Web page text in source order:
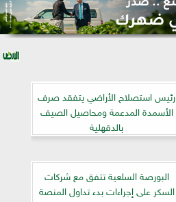
رئيس استصلاح الأراضي يتفقد صرف
الأسمدة المدعمة ومحاصيل الصيف
بالدقهلية
البورصة السلعية تتفق مع شركات
السكر على إجراءات بدء تداول المنصة